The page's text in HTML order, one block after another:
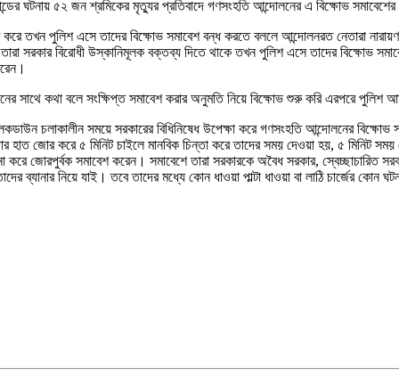
ঘটনায় ৫২ জন শ্রমিকের মৃত্যুর প্রতিবাদে গণসংহতি আন্দোলনের এ বিক্ষোভ
তখন পুলিশ এসে তাদের বিক্ষোভ সমাবেশ বন্ধ করতে বললে আন্দোলনরত নেতারা
সরকার বিরোধী উস্কানিমূলক বক্তব্য দিতে থাকে তখন পুলিশ এসে তাদের বিক্ষোভ
কথা বলে সংক্ষিপ্ত সমাবেশ করার অনুমতি নিয়ে বিক্ষোভ শুরু করি এরপরে পুলিশ
চলাকালীন সময়ে সরকারের বিধিনিষেধ উপেক্ষা করে গণসংহতি আন্দোলনের বিক্ষোভ
জোর করে ৫ মিনিট চাইলে মানবিক চিন্তা করে তাদের সময় দেওয়া হয়, ৫ মিনিট সময়
জোরপুর্বক সমাবেশ করেন। সমাবেশে তারা সরকারকে অবৈধ সরকার, স্বেচ্ছাচারিত
নিয়ে যাই। তবে তাদের মধ্যে কোন ধাওয়া পাল্টা ধাওয়া বা লাঠি চার্জের কোন